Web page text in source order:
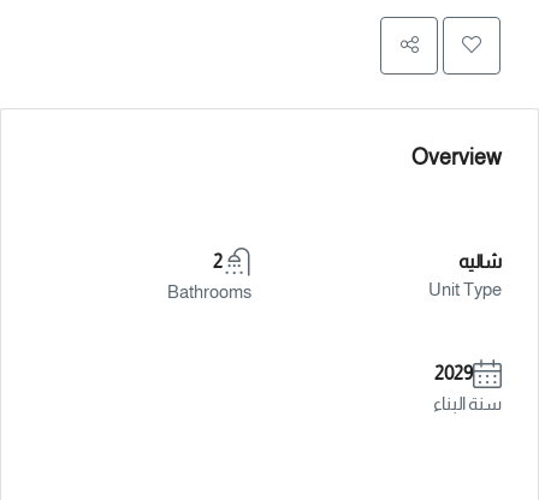
Overview
شاليه
Unit Type
2
Bathrooms
2029
سنة البناء